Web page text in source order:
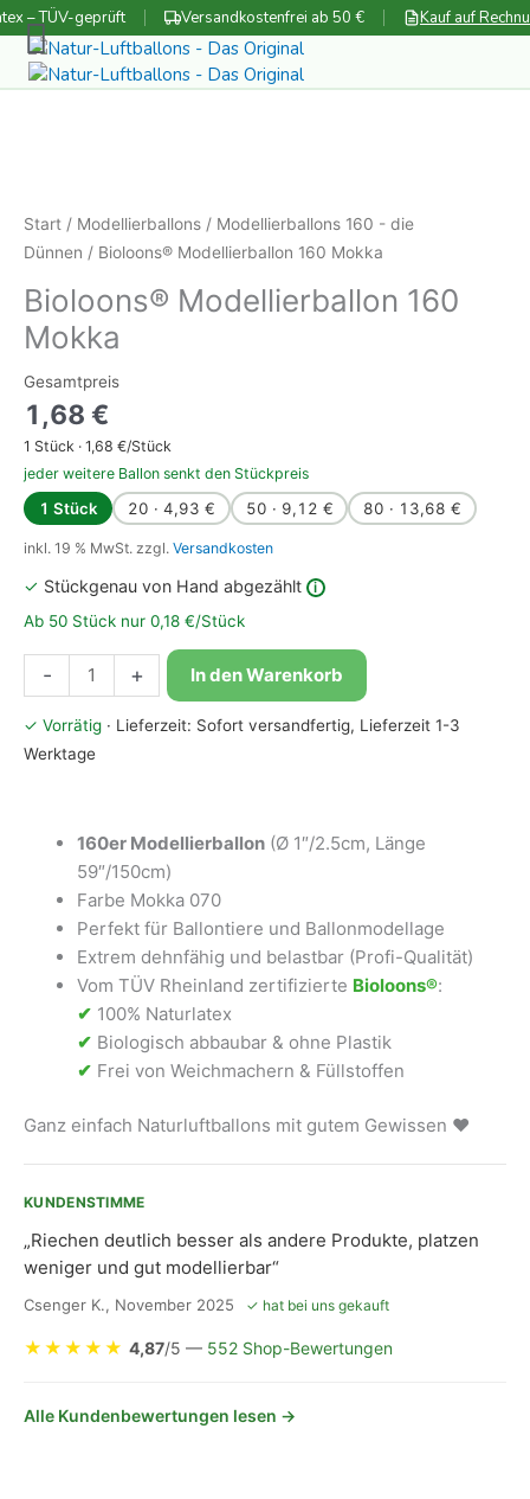
Zum
Inhalt
springen
– TÜV-geprüft Versandkostenfrei ab 50 € Kauf auf
Start / Modellierballons / Modellierballons 160 - die
Dünnen / Bioloons® Modellierballon 160 Mokka
Bioloons® Modellierballon 160
Mokka
Gesamtpreis
1,68 €
1 Stück · 1,68 €/Stück
jeder weitere Ballon senkt den Stückpreis
1 Stück 20 · 4,93 € 50 · 9,12 € 80 · 13,68 €
inkl. 19 % MwSt. zzgl. Versandkosten
✓ Stückgenau von Hand abgezählt i
Ab 50 Stück nur 0,18 €/Stück
-
Bioloons®
Modellierballon
160
Mokka
+ In den Warenkorb
✓ Vorrätig · Lieferzeit: Sofort versandfertig, Lieferzeit 1-3
Werktage
160er Modellierballon (Ø 1″/2.5cm, Länge
59″/150cm)
Farbe Mokka 070
Perfekt für Ballontiere und Ballonmodellage
Extrem dehnfähig und belastbar (Profi-Qualität)
Vom TÜV Rheinland zertifizierte Bioloons®:
✔ 100% Naturlatex
✔ Biologisch abbaubar & ohne Plastik
✔ Frei von Weichmachern & Füllstoffen
Ganz einfach Naturluftballons mit gutem Gewissen ❤
KUNDENSTIMME
„Riechen deutlich besser als andere Produkte, platzen
weniger und gut modellierbar“
Csenger K., November 2025 ✓ hat bei uns gekauft
★ ★ ★ ★ ★ 4,87/5 — 552 Shop-Bewertungen
Alle Kundenbewertungen lesen →